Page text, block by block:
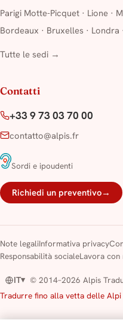
Parigi Motte-Picquet · Lione ·
Bordeaux · Bruxelles · Londra ·
Tutte le sedi →
Contatti
+33 9 73 03 70 00
contatto@alpis.fr
Sordi e ipoudenti
Richiedi un preventivo→
Note legaliInformativa privacy
Responsabilità socialeLavora con
IT▾ © 2014–2026 Alpis
Tradurre fino alla vetta delle